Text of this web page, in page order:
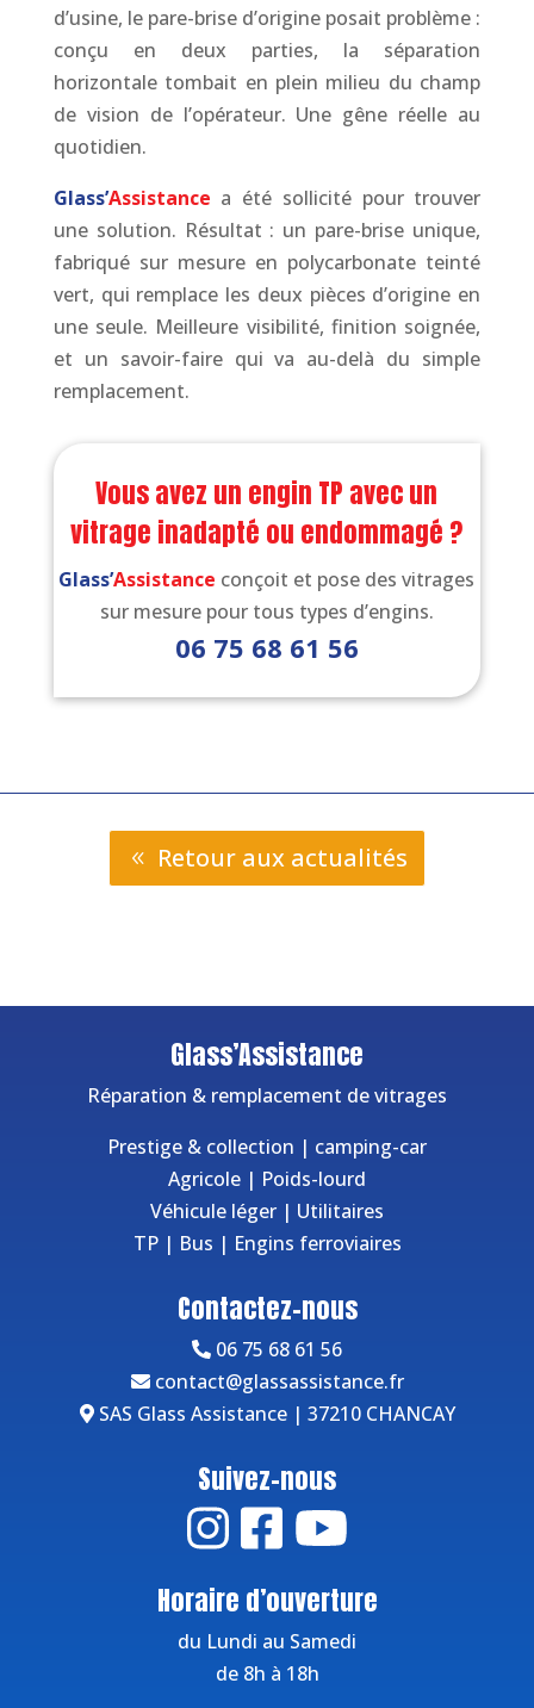
d’usine, le pare-brise d’origine posait problème :
conçu en deux parties, la séparation
horizontale tombait en plein milieu du champ
de vision de l’opérateur. Une gêne réelle au
quotidien.
Glass’Assistance a été sollicité pour trouver
une solution. Résultat : un pare-brise unique,
fabriqué sur mesure en polycarbonate teinté
vert, qui remplace les deux pièces d’origine en
une seule. Meilleure visibilité, finition soignée,
et un savoir-faire qui va au-delà du simple
remplacement.
Vous avez un engin TP avec un
vitrage inadapté ou endommagé ?
Glass’Assistance conçoit et pose des vitrages
sur mesure pour tous types d’engins.
06 75 68 61 56
Retour aux actualités
Glass’Assistance
Réparation & remplacement de vitrages
Prestige & collection | camping-car
Agricole | Poids-lourd
Véhicule léger | Utilitaires
TP| Bus | Engins ferroviaires
Contactez-nous
06 75 68 61 56
contact@glassassistance.fr
SAS Glass Assistance | 37210 CHANCAY
Suivez-nous
Horaire d’ouverture
du Lundi au Samedi
de 8h à 18h